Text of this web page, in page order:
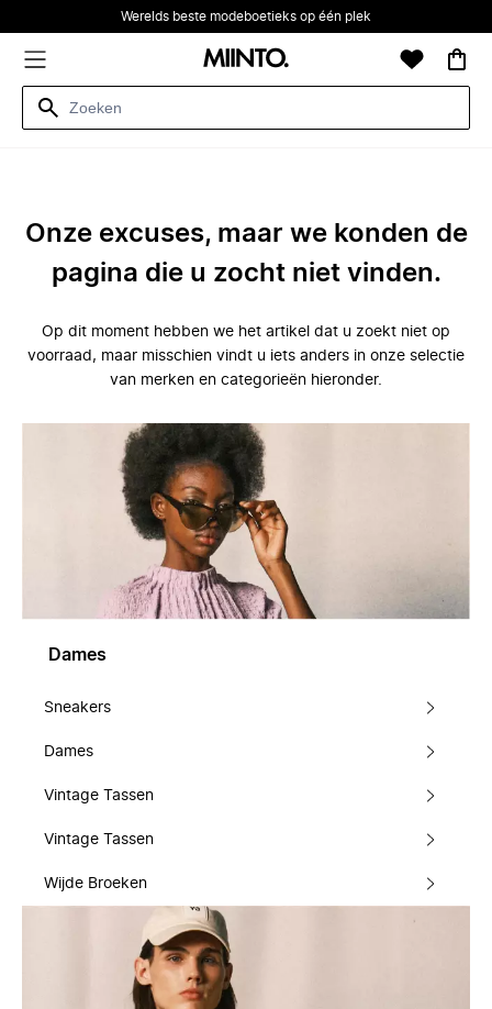
Werelds beste modeboetieks op één plek
Onze excuses, maar we konden de
pagina die u zocht niet vinden.
Op dit moment hebben we het artikel dat u zoekt niet op
voorraad, maar misschien vindt u iets anders in onze selectie
van merken en categorieën hieronder.
Dames
Sneakers
Dames
Vintage Tassen
Vintage Tassen
Wijde Broeken